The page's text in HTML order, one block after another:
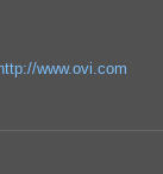
www.ovi.com